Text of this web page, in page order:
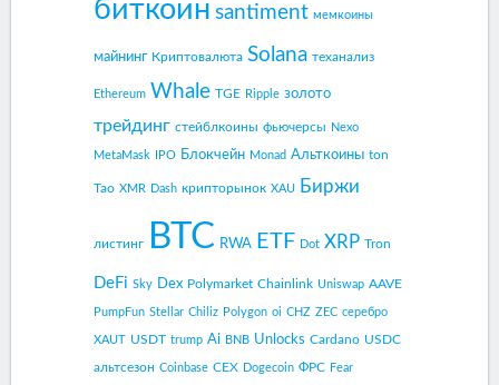
биткоин santiment мемкоины
майнинг Криптовалюта Solana теханализ
Ethereum Whale TGE Ripple золото
трейдинг стейблкоины фьючерсы Nexo
MetaMask IPO Блокчейн Monad Альткоины ton
Tao XMR Dash крипторынок XAU Биржи
листинг BTC RWA ETF Dot XRP Tron
DeFi Sky Dex Polymarket Chainlink Uniswap AAVE
PumpFun Stellar Chiliz Polygon oi CHZ ZEC серебро
XAUT USDT trump Ai BNB Unlocks Cardano USDC
альтсезон Coinbase CEX Dogecoin ФРС Fear